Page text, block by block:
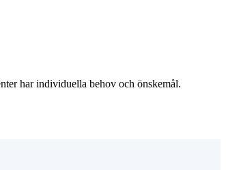
har individuella behov och önskemål.